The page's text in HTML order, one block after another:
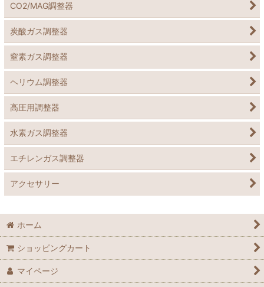
CO2/MAG調整器
炭酸ガス調整器
窒素ガス調整器
ヘリウム調整器
高圧用調整器
水素ガス調整器
エチレンガス調整器
アクセサリー
ホーム
ショッピングカート
マイページ